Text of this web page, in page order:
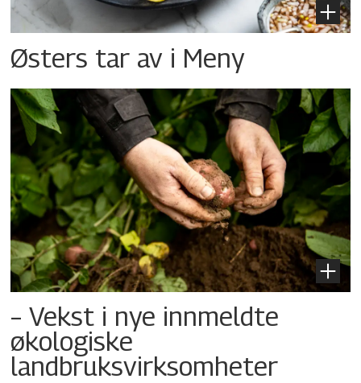
Østers tar av i Meny
– Vekst i nye innmeldte
økologiske
landbruksvirksomheter